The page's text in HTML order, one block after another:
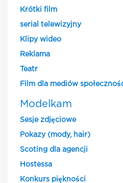
Krótki film
serial telewizyjny
Klipy wideo
Reklama
Teatr
Film dla mediów
Modelkam
Sesje zdjęciowe
Pokazy (mody, hair)
Scoting dla agencji
Hostessa
Konkurs piękności